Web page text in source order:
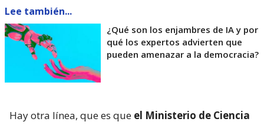
Lee también...
¿Qué son los enjambres de IA y por
qué los expertos advierten que
pueden amenazar a la democracia?
Hay otra línea, que es que el Ministerio de Ciencia